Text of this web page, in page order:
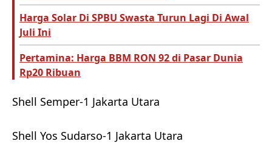
Harga Solar Di SPBU Swasta Turun Lagi Di Awal
Juli Ini
Pertamina: Harga BBM RON 92 di Pasar Dunia
Rp20 Ribuan
Shell Semper-1 Jakarta Utara
Shell Yos Sudarso-1 Jakarta Utara